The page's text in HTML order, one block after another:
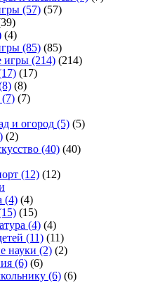
(57) (57)
(4)
(85) (85)
игры (214) (214)
(17)
(8)
(7) (7)
и огород (5) (5)
(2)
(40) (40)
(12) (12)
(4) (4)
(15)
(4) (4)
(11) (11)
науки (2) (2)
(6) (6)
(6) (6)